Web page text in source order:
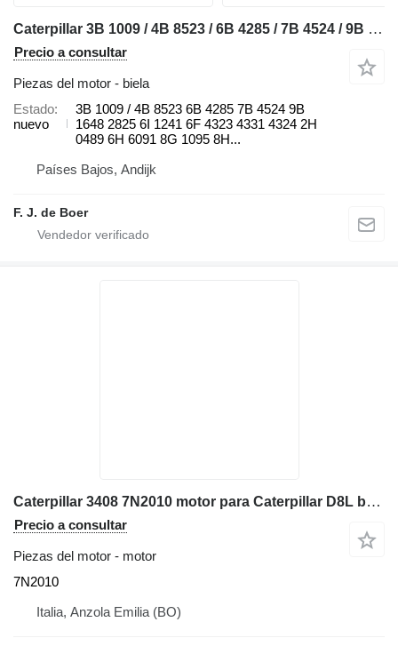
Caterpillar 3B 1009 / 4B 8523 / 6B 4285 / 7B 4524 / 9B 1648 / 9B 2825 / 6I 1 biela para Caterpillar 910 / 920 / 922 / 930 / 943 / 950 / 953 / 966 / 972 / 988 / D2 / D3 / D4 / D5 / D6 / D7 / D8 / D9 / RD8 / 213 / 214 / 215 / 224 / 225 / 235 / 316 / 320 / 322 / 325 / 330 / 345 / 814 / 815 / 816 / 950 / 972 bulldozer
Precio a consultar
Piezas del motor - biela
Estado
nuevo
3B 1009 / 4B 8523 6B 4285 7B 4524 9B
1648 2825 6I 1241 6F 4323 4331 4324 2H
0489 6H 6091 8G 1095 8H...
Países Bajos, Andijk
F. J. de Boer
Caterpillar 3408 7N2010 motor para Caterpillar D8L bulldozer
Precio a consultar
Piezas del motor - motor
7N2010
Italia, Anzola Emilia (BO)